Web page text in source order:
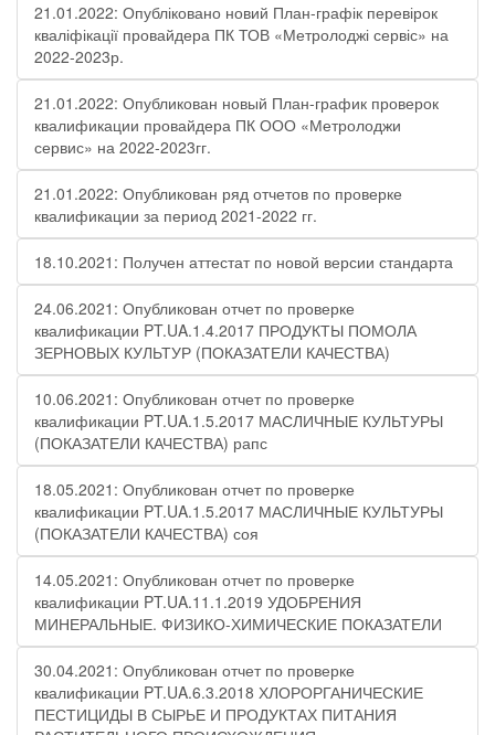
21.01.2022: Опубліковано новий План-графік перевірок
кваліфікації провайдера ПК ТОВ «Метролоджі сервіс» на
2022-2023р.
21.01.2022: Опубликован новый План-график проверок
квалификации провайдера ПК ООО «Метролоджи
сервис» на 2022-2023гг.
21.01.2022: Опубликован ряд отчетов по проверке
квалификации за период 2021-2022 гг.
18.10.2021: Получен аттестат по новой версии стандарта
24.06.2021: Опубликован отчет по проверке
квалификации PT.UA.1.4.2017 ПРОДУКТЫ ПОМОЛА
ЗЕРНОВЫХ КУЛЬТУР (ПОКАЗАТЕЛИ КАЧЕСТВА)
10.06.2021: Опубликован отчет по проверке
квалификации PT.UA.1.5.2017 МАСЛИЧНЫЕ КУЛЬТУРЫ
(ПОКАЗАТЕЛИ КАЧЕСТВА) рапс
18.05.2021: Опубликован отчет по проверке
квалификации PT.UA.1.5.2017 МАСЛИЧНЫЕ КУЛЬТУРЫ
(ПОКАЗАТЕЛИ КАЧЕСТВА) соя
14.05.2021: Опубликован отчет по проверке
квалификации PT.UA.11.1.2019 УДОБРЕНИЯ
МИНЕРАЛЬНЫЕ. ФИЗИКО-ХИМИЧЕСКИЕ ПОКАЗАТЕЛИ
30.04.2021: Опубликован отчет по проверке
квалификации PT.UA.6.3.2018 ХЛОРОРГАНИЧЕСКИЕ
ПЕСТИЦИДЫ В СЫРЬЕ И ПРОДУКТАХ ПИТАНИЯ